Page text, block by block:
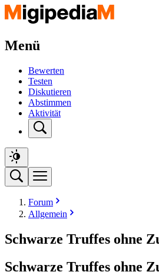
Menü
Bewerten
Testen
Diskutieren
Abstimmen
Aktivität
Forum
Allgemein
Schwarze Truffes ohne
Schwarze Truffes ohne